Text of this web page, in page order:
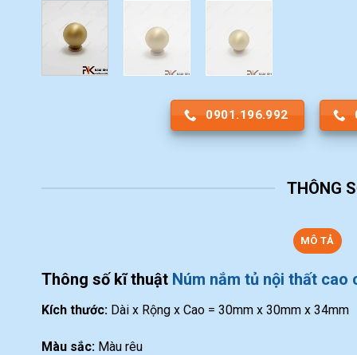
0901.196.992
THÔNG
MÔ TẢ
Thông số kĩ thuật Núm nắm tủ nội thất cao
Kích thước: Dài x Rộng x Cao = 30mm x 30mm x 34mm
Màu sắc: Màu rêu